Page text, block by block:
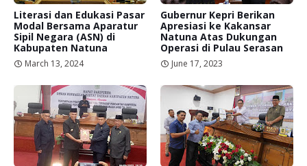
Literasi dan Edukasi Pasar
Modal Bersama Aparatur
Sipil Negara (ASN) di
Kabupaten Natuna
March 13, 2024
Gubernur Kepri Berikan
Apresiasi ke Kakansar
Natuna Atas Dukungan
Operasi di Pulau Serasan
June 17, 2023